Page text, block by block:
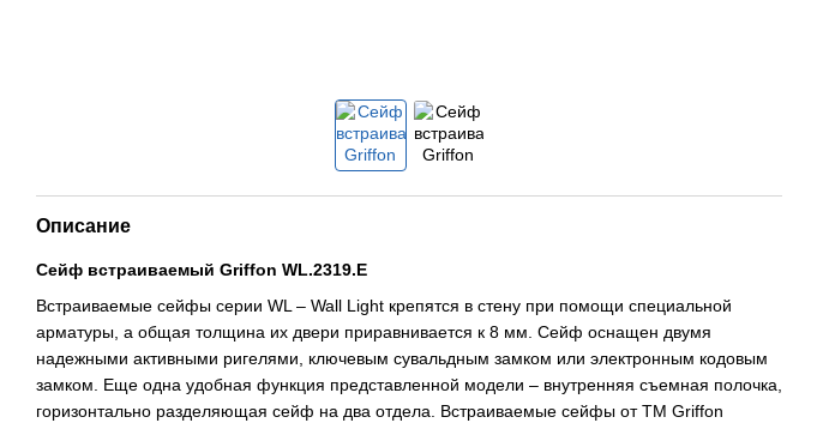
Описание
Сейф встраиваемый Griffon WL.2319.E
Встраиваемые сейфы серии WL – Wall Light крепятся в стену при помощи специальной
арматуры, а общая толщина их двери приравнивается к 8 мм. Сейф оснащен двумя
надежными активными ригелями, ключевым сувальдным замком или электронным кодовым
замком. Еще одна удобная функция представленной модели – внутренняя съемная полочка,
горизонтально разделяющая сейф на два отдела. Встраиваемые сейфы от ТМ Griffon